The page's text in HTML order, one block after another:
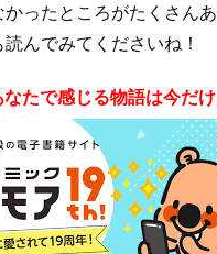
ったところがたくさん
んでみてくださいね！
なたで感じる物語は今だ